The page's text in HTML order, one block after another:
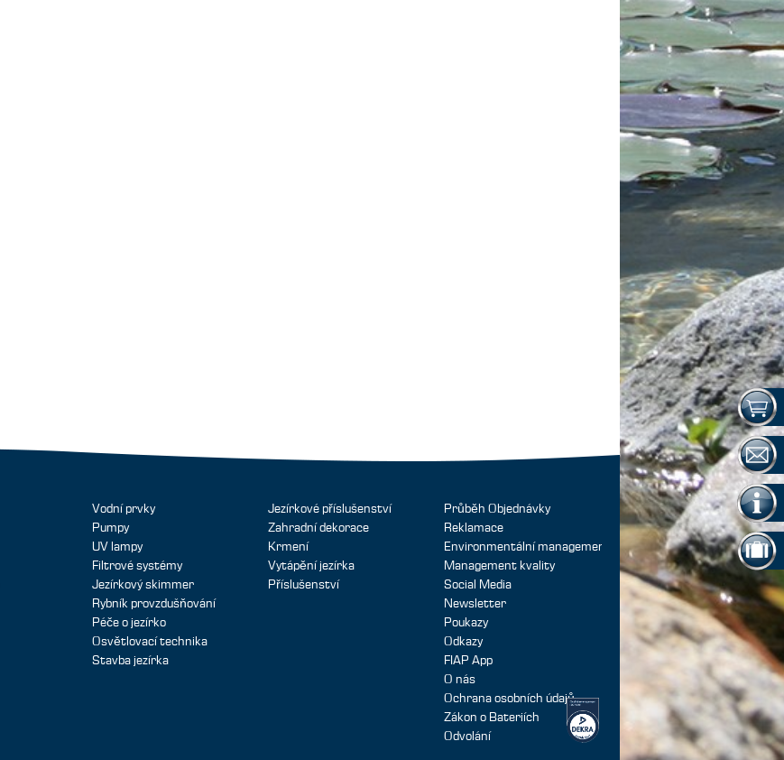
Vodní prvky
Pumpy
UV lampy
Filtrové systémy
Jezírkový skimmer
Rybník provzdušňování
Péče o jezírko
Osvětlovací technika
Stavba jezírka
Jezírkové příslušenství
Zahradní dekorace
Krmení
Vytápění jezírka
Příslušenství
Průběh Objednávky
Reklamace
Environmentální management
Management kvality
Social Media
Newsletter
Poukazy
Odkazy
FIAP App
O nás
Ochrana osobních údajů
Zákon o Bateriích
Odvolání